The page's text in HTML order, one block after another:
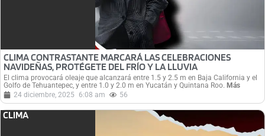
CLIMA CONTRASTANTE MARCARÁ LAS CELEBRACIONES
NAVIDEÑAS, PROTÉGETE DEL FRÍO Y LA LLUVIA
El clima provocará oleaje que alcanzará entre 1.5 y 2.5 m en Baja California y el
Golfo de Tehuantepec, y entre 1.0 y 2.0 m en Yucatán y Quintana Roo. Más
24 diciembre, 2025
6:08 am 56
CLIMA